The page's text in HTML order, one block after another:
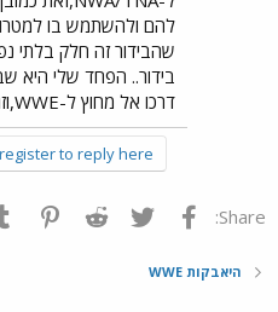
להם ולהשתמש בו
שהבידור זה חלק בלתי
בידור.. הפחד שלי היא
דרכו אל מחוץ ל-WWE,וזה כבר באמת יהיה ביזיון.
to reply here.
Share: פייסבוק Twitter
Reddit
היאבקות WWE